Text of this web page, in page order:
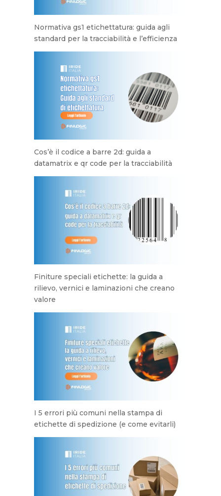
Normativa gs1 etichettatura: guida agli
standard per la tracciabilità e l’efficienza
Cos’è il codice a barre 2d: guida a
datamatrix e qr code per la tracciabilità
Finiture speciali etichette: la guida a
rilievo, vernici e laminazioni che creano
valore
I 5 errori più comuni nella stampa di
etichette di spedizione (e come evitarli)